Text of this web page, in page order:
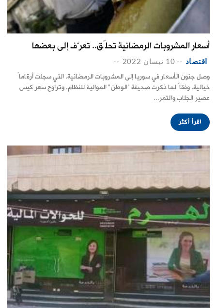
أسعار المشروبات الرمضانية تحلّق.. تعرّف إلى بعضها
اقتصاد -- 10 نيسان 2022 --
وصل جنون الأسعار في سوريا إلى المشروبات الرمضانية، التي سجلت أرقاماً
خيالية، وفقاً لما ذكرت صحيفة "الوطن" الموالية للنظام. وتراوح سعر كيس
عصير الجلاب والتمر...
اقرأ أكثر